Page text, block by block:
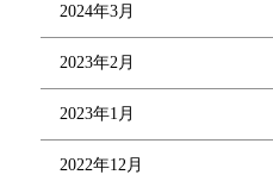
2024年3月
2023年2月
2023年1月
2022年12月